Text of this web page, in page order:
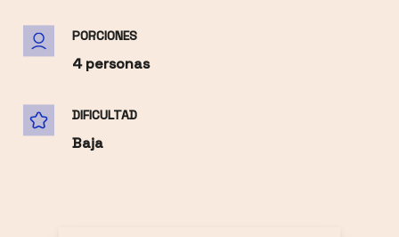
PORCIONES
4 personas
DIFICULTAD
Baja